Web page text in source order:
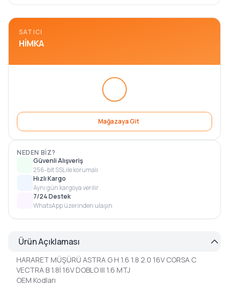
SATICI
HIMKA
Mağazaya Git
NEDEN BIZ?
Güvenli Alışveriş
256-bit SSL ile korumalı
Hızlı Kargo
Aynı gün kargoya verilir
7/24 Destek
WhatsApp üzerinden ulaşın
Ürün Açıklaması
HARARET MÜŞÜRÜ ASTRA G H 1.6 1.8 2.0 16V CORSA C
VECTRA B 1.8İ 16V DOBLO III 1.6 MTJ
OEM Kodları